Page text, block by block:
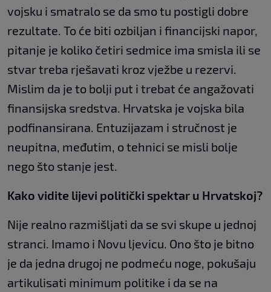
vojsku i smatralo se da smo tu postigli dobre
rezultate. To će biti ozbiljan i financijski napor,
pitanje je koliko četiri sedmice ima smisla ili se
stvar treba rješavati kroz vježbe u rezervi.
Mislim da je to bolji put i trebat će angažovati
finansijska sredstva. Hrvatska je vojska bila
podfinansirana. Entuzijazam i stručnost je
neupitna, međutim, o tehnici se misli bolje
nego što stanje jest.
Kako vidite lijevi politički spektar u Hrvatskoj?
Nije realno razmišljati da se svi skupe u jednoj
stranci. Imamo i Novu ljevicu. Ono što je bitno
je da jedna drugoj ne podmeću noge, pokušaju
artikulisati minimum politike i da se na